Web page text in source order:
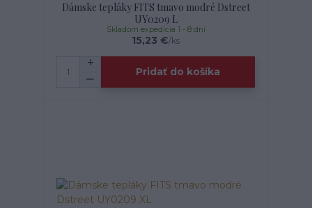
Dámske tepláky FITS tmavo modré Dstreet
UY0209 L
15,23 €/ks
Skladom expedícia 1 - 8 dní
Pridať do košíka